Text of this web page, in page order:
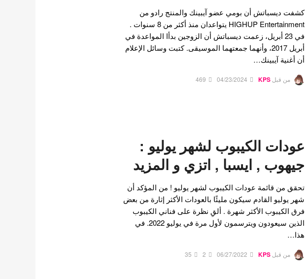
كشفت ديسباتش أن بومي عضو آيبينك والمنتج رادو من
HIGHUP Entertainment يتواعدان منذ أكثر من 8 سنوات .
في 23 أبريل، زعمت ديسباتش أن الزوجين بدأا المواعدة في
أبريل 2017، وأنهما جمعتهما الموسيقى. كتبت وسائل الإعلام
أن أغنية آيبينك…
من قبل KPS
04/23/2024
469
عودات الكيبوب لشهر يوليو :
جيهوب , ايسبا , اتزي و المزيد
تحقق من قائمة عودات الكيبوب لشهر يوليو ! من المؤكد أن
شهر يوليو القادم سيكون مليئًا بالعودات الأكثر إثارة من بعض
فرق الكيبوب الأكثر شهرة . ألقِ نظرة على فناني الكيبوب
الذين سيعودون ويترسمون لأول مرة في يوليو 2022. في
هذا…
من قبل KPS
06/27/2022
2
35